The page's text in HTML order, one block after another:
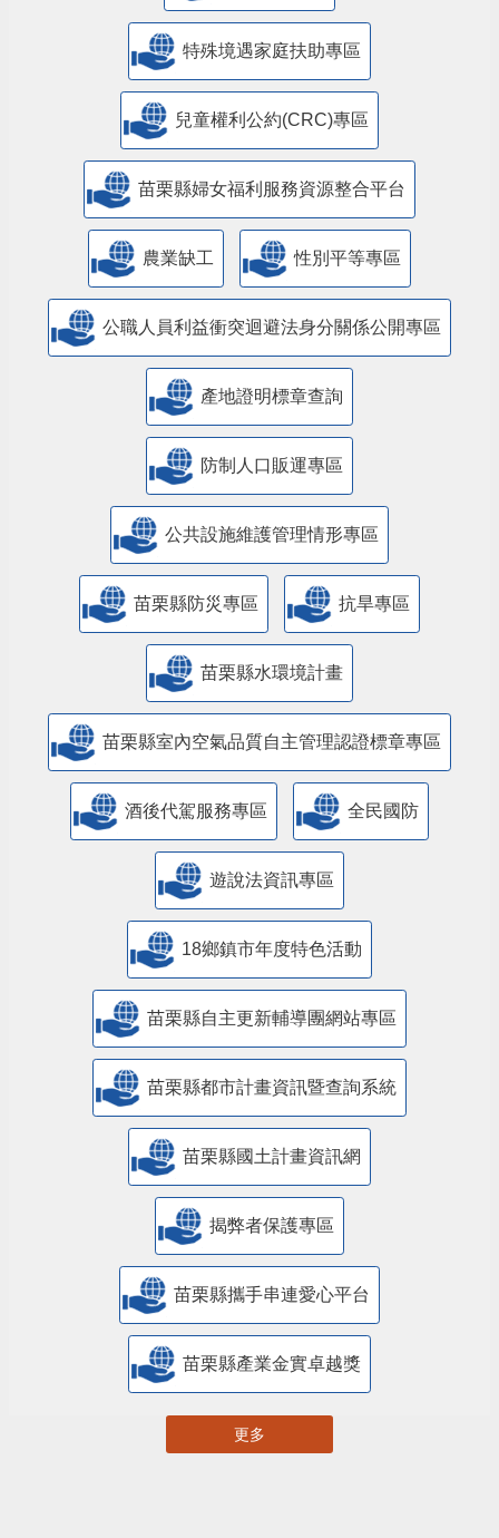
特殊境遇家庭扶助專區
兒童權利公約(CRC)專區
苗栗縣婦女福利服務資源整合平台
農業缺工 性別平等專區
公職人員利益衝突迴避法身分關係公開專區
產地證明標章查詢
防制人口販運專區
​公共設施維護管理情形專區
苗栗縣防災專區 抗旱專區
苗栗縣水環境計畫
苗栗縣室內空氣品質自主管理認證標章專區
酒後代駕服務專區 全民國防
遊說法資訊專區
18鄉鎮市年度特色活動
苗栗縣自主更新輔導團網站專區
苗栗縣都市計畫資訊暨查詢系統
苗栗縣國土計畫資訊網
揭弊者保護專區
苗栗縣攜手串連愛心平台
苗栗縣產業金實卓越獎
更多